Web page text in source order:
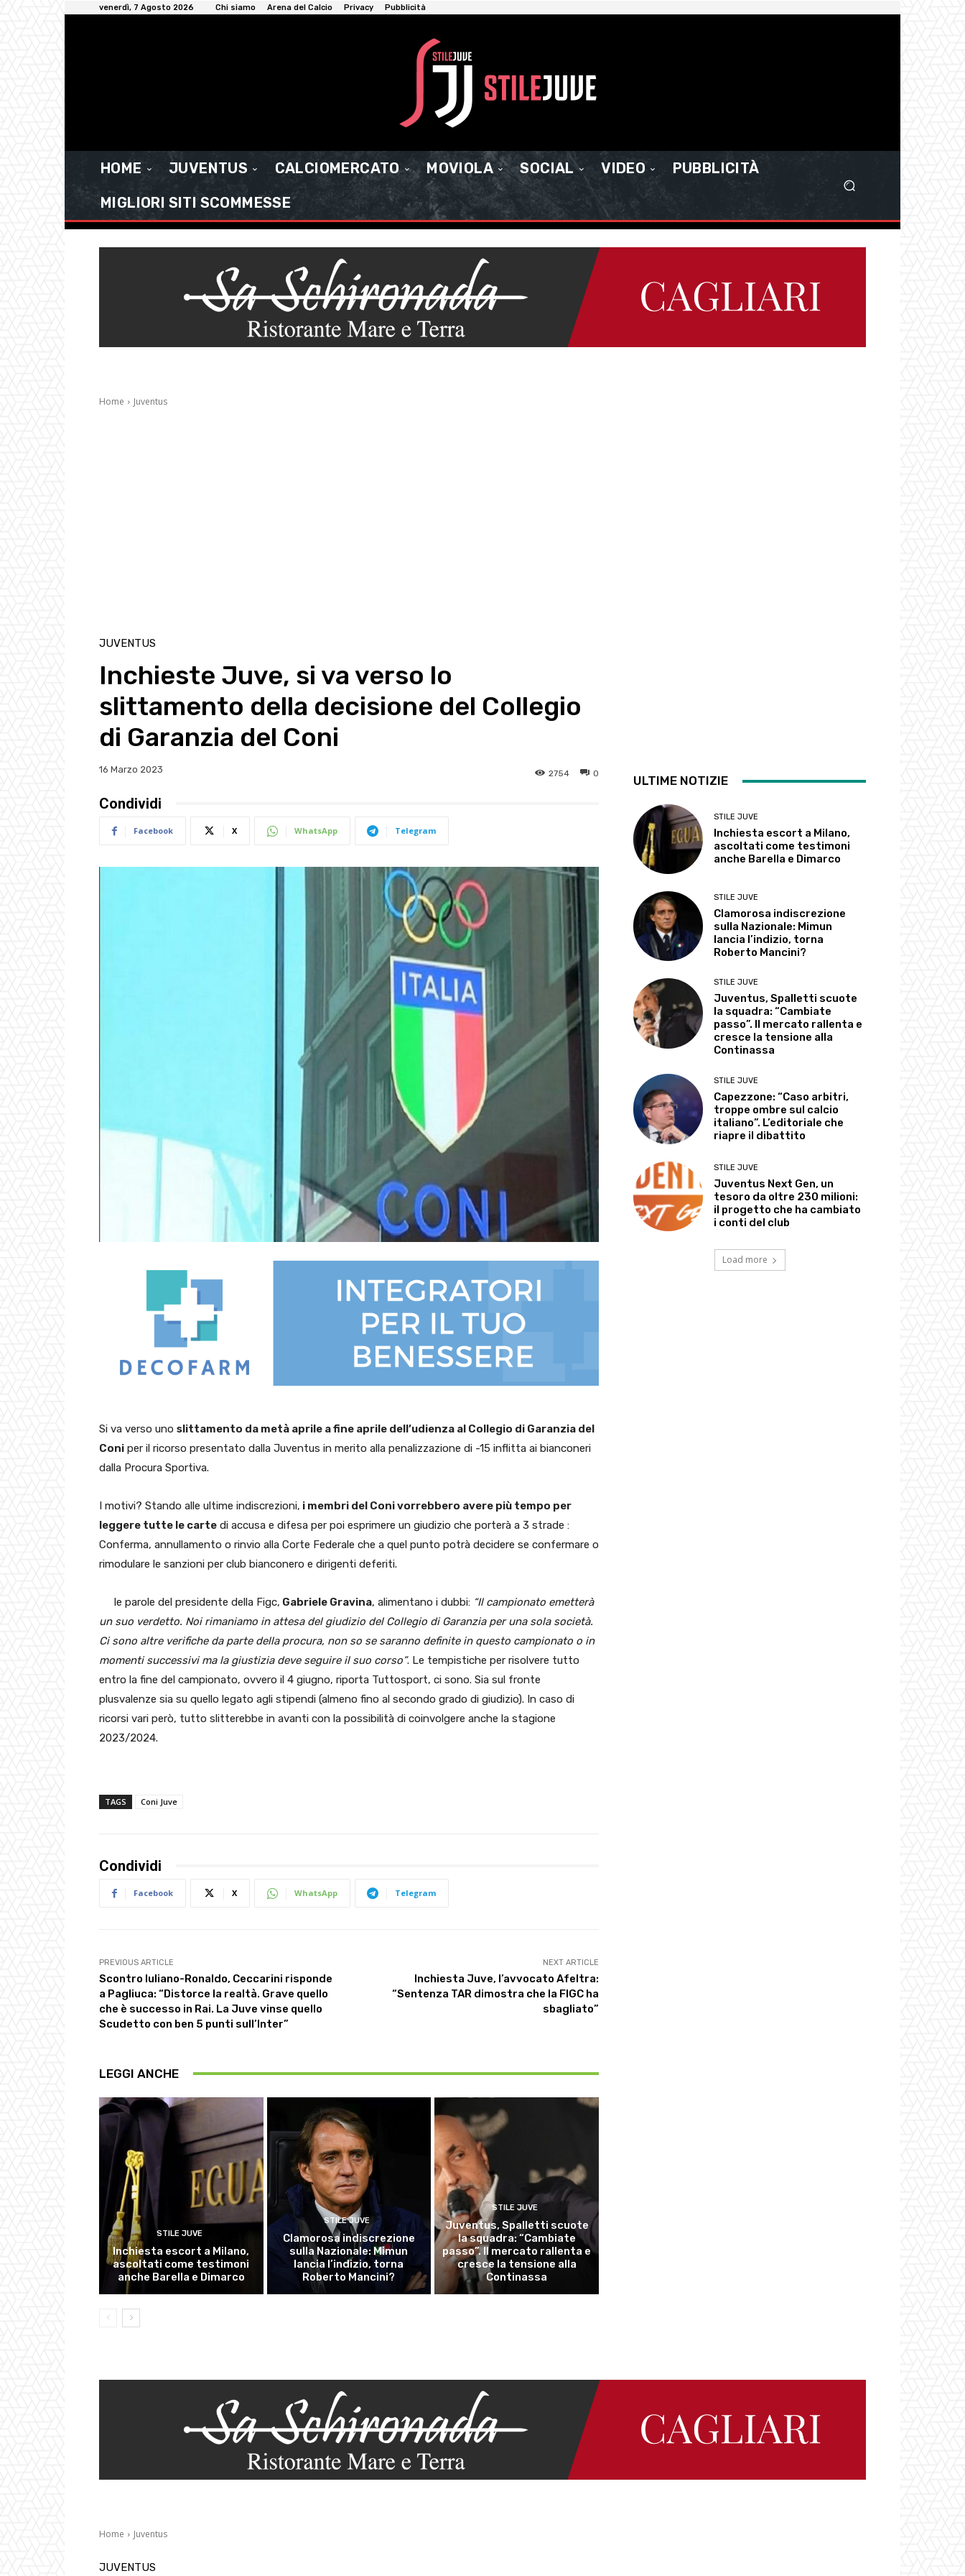
venerdì, 7 Agosto 2026 Chi siamo Arena del Calcio Privacy Pubblicità
HOME JUVENTUS CALCIOMERCATO MOVIOLA SOCIAL VIDEO
PUBBLICITÀ
MIGLIORI SITI SCOMMESSE
Home Juventus
JUVENTUS
Inchieste Juve, si va verso lo
slittamento della decisione del Collegio
di Garanzia del Coni
16 Marzo 2023 0
2754
Condividi
Facebook X WhatsApp Telegram
Si va verso uno slittamento da metà aprile a fine aprile dell’udienza al Collegio di Garanzia del
Coni per il ricorso presentato dalla Juventus in merito alla penalizzazione di -15 inflitta ai bianconeri
dalla Procura Sportiva.
I motivi? Stando alle ultime indiscrezioni, i membri del Coni vorrebbero avere più tempo per
leggere tutte le carte di accusa e difesa per poi esprimere un giudizio che porterà a 3 strade :
Conferma, annullamento o rinvio alla Corte Federale che a quel punto potrà decidere se confermare o
rimodulare le sanzioni per club bianconero e dirigenti deferiti.
le parole del presidente della Figc, Gabriele Gravina, alimentano i dubbi: “Il campionato emetterà
un suo verdetto. Noi rimaniamo in attesa del giudizio del Collegio di Garanzia per una sola società.
Ci sono altre verifiche da parte della procura, non so se saranno definite in questo campionato o in
momenti successivi ma la giustizia deve seguire il suo corso”. Le tempistiche per risolvere tutto
entro la fine del campionato, ovvero il 4 giugno, riporta Tuttosport, ci sono. Sia sul fronte
plusvalenze sia su quello legato agli stipendi (almeno fino al secondo grado di giudizio). In caso di
ricorsi vari però, tutto slitterebbe in avanti con la possibilità di coinvolgere anche la stagione
2023/2024.
TAGS Coni Juve
Condividi
Facebook X WhatsApp Telegram
PREVIOUS ARTICLE
Scontro Iuliano-Ronaldo, Ceccarini risponde
a Pagliuca: “Distorce la realtà. Grave quello
che è successo in Rai. La Juve vinse quello
Scudetto con ben 5 punti sull’Inter”
NEXT ARTICLE
Inchiesta Juve, l’avvocato Afeltra:
“Sentenza TAR dimostra che la FIGC ha
sbagliato”
LEGGI ANCHE
STILE JUVE
Inchiesta escort a Milano,
ascoltati come testimoni
anche Barella e Dimarco
STILE JUVE
Clamorosa indiscrezione
sulla Nazionale: Mimun
lancia l’indizio, torna
Roberto Mancini?
STILE JUVE
Juventus, Spalletti scuote
la squadra: “Cambiate
passo”. Il mercato rallenta e
cresce la tensione alla
Continassa
ULTIME NOTIZIE
STILE JUVE
Inchiesta escort a Milano,
ascoltati come testimoni
anche Barella e Dimarco
STILE JUVE
Clamorosa indiscrezione
sulla Nazionale: Mimun
lancia l’indizio, torna
Roberto Mancini?
STILE JUVE
Juventus, Spalletti scuote
la squadra: “Cambiate
passo”. Il mercato rallenta e
cresce la tensione alla
Continassa
STILE JUVE
Capezzone: “Caso arbitri,
troppe ombre sul calcio
italiano”. L’editoriale che
riapre il dibattito
STILE JUVE
Juventus Next Gen, un
tesoro da oltre 230 milioni:
il progetto che ha cambiato
i conti del club
Load more